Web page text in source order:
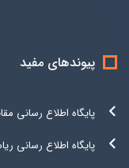
پیوندهای مفید
پایگاه اطلاع رسانی
پایگاه اطلاع رسانی